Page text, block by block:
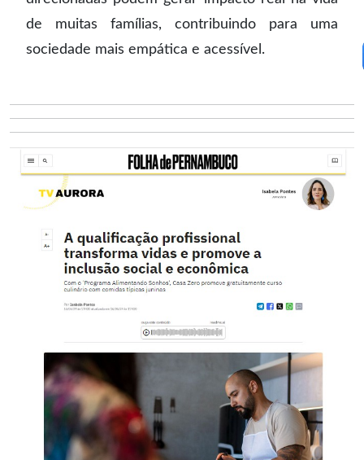
de muitas famílias, contribuindo para uma
sociedade mais empática e acessível.